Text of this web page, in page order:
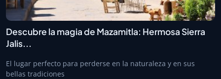
Descubre la magia de Mazamitla: Hermosa Sierra
Jalis...
El lugar perfecto para perderse en la naturaleza y en sus
bellas tradiciones